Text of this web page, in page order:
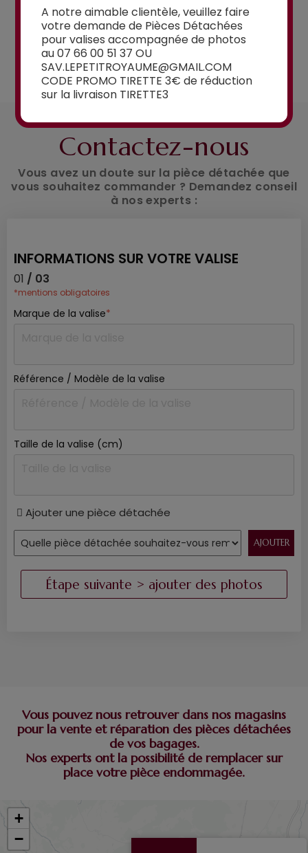
Voir la sélection
UN CONSEIL ?
Contactez-nous
Vous avez un doute sur la pièce détachée que
vous souhaitez commander ? Demandez conseil
à nos experts :
INFORMATIONS SUR VOTRE VALISE
01 / 03
*mentions obligatoires
Marque de la valise*
Référence / Modèle de la valise
Taille de la valise (cm)
Ajouter une pièce détachée
Vous pouvez nous retrouver dans nos magasins
pour la vente et réparation des pièces détachées
de vos bagages.
Nos experts ont la possibilité de remplacer sur
place votre pièce endommagée.
+
−
A notre aimable clientèle, veuillez faire
votre demande de Pièces Détachées
pour valises accompagnée de photos
au 07 66 00 51 37 OU
SAV.LEPETITROYAUME@GMAIL.COM
CODE PROMO TIRETTE 3€ de réduction
sur la livraison TIRETTE3